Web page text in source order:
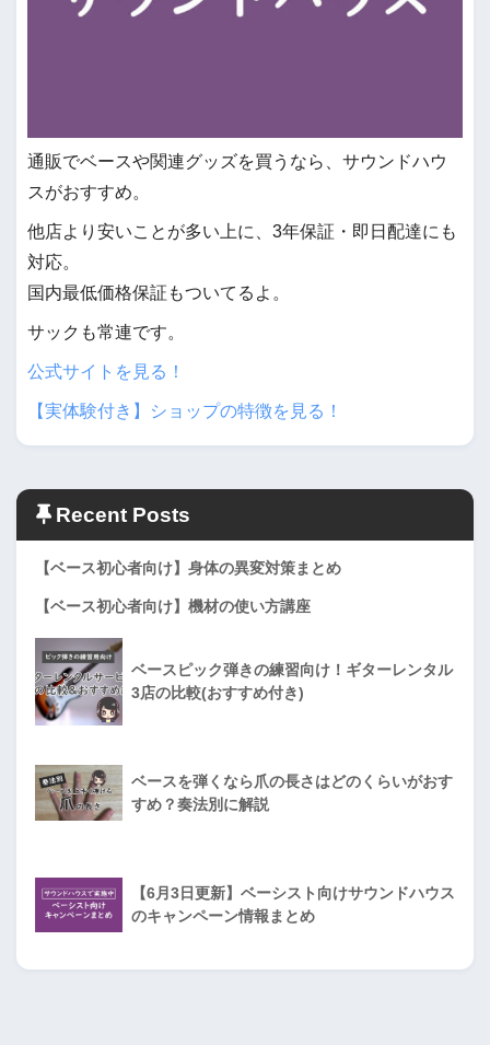
通販でベースや関連グッズを買うなら、サウンドハウ
スがおすすめ。
他店より安いことが多い上に、3年保証・即日配達にも
対応。
国内最低価格保証もついてるよ。
サックも常連です。
公式サイトを見る！
【実体験付き】ショップの特徴を見る！
Recent Posts
【ベース初心者向け】身体の異変対策まとめ
【ベース初心者向け】機材の使い方講座
ベースピック弾きの練習向け！ギターレンタル
3店の比較(おすすめ付き)
ベースを弾くなら爪の長さはどのくらいがおす
すめ？奏法別に解説
【6月3日更新】ベーシスト向けサウンドハウス
のキャンペーン情報まとめ